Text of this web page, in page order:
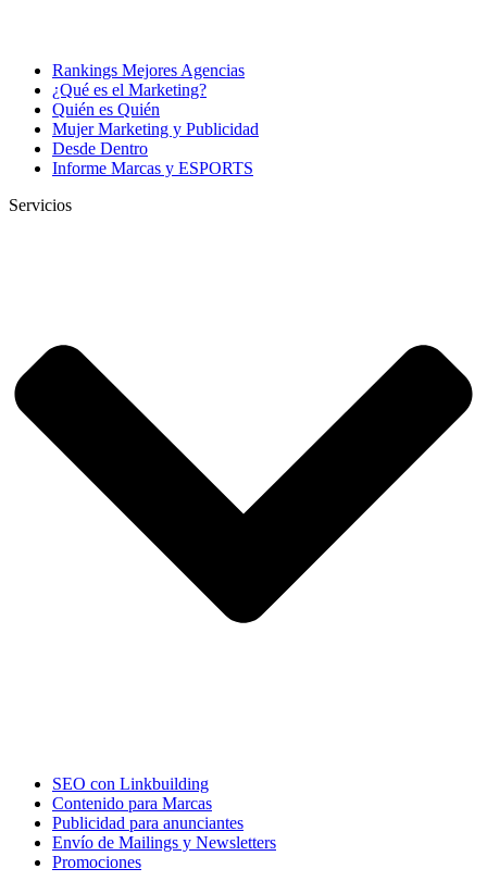
Rankings Mejores Agencias
¿Qué es el Marketing?
Quién es Quién
Mujer Marketing y Publicidad
Desde Dentro
Informe Marcas y ESPORTS
Servicios
SEO con Linkbuilding
Contenido para Marcas
Publicidad para anunciantes
Envío de Mailings y Newsletters
Promociones